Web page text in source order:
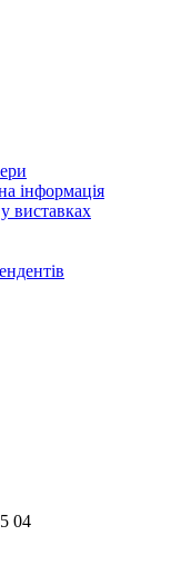
інформація
виставках
04